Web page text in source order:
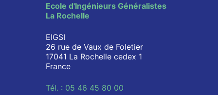
Ecole d'Ingénieurs Généralistes
La Rochelle
EIGSI
26 rue de Vaux de Foletier
17041 La Rochelle cedex 1
France
Tél. : 05 46 45 80 00